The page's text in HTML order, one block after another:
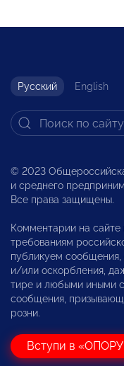
Русский English
© 2023
и среднего
Все права защищены.
Комментарии на
требованиям
публикуем
и/или оскорбления,
тире и любыми иными
сообщения,
розни.
Вступи в